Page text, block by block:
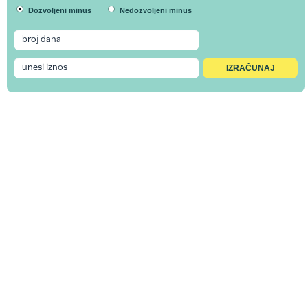
Dozvoljeni minus Nedozvoljeni minus